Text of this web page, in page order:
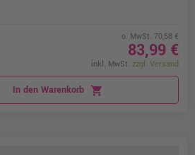
o. MwSt. 70,58 €
83,99 €
inkl. MwSt. zzgl. Versand
In den Warenkorb shopping_cart